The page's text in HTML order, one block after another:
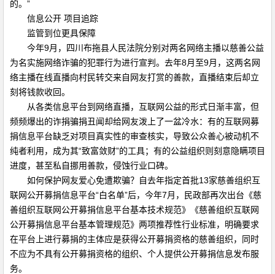
的。”
信息公开 项目追踪
监管到位更具保障
今年9月，四川布拖县人民法院分别对两名网络主播以慈善公益
为名实施网络诈骗的犯罪行为进行宣判。去年8月至9月，这两名网
络主播在线直播向村民转交来自网友打赏的善款，直播结束后却立
刻将钱款收回。
从各类信息平台到网络直播，互联网公益的形式日渐丰富，但
频频爆出的诈捐骗捐丑闻却给网友泼上了一盆冷水：有的互联网募
捐信息平台缺乏对项目真实性的审查核实，导致公众善心被动机不
纯者利用，成为其“致富敛财”的工具；有的公益组织则刻意隐瞒项目
进度，甚至私自挪用善款，侵蚀行业口碑。
如何保护网友爱心免遭欺骗？自去年指定首批13家慈善组织互
联网公开募捐信息平台“白名单”后，今年7月，民政部再次出台《慈
善组织互联网公开募捐信息平台基本技术规范》《慈善组织互联网
公开募捐信息平台基本管理规范》两项推荐性行业标准，明确要求
在平台上进行募捐的主体应是获得公开募捐资格的慈善组织，同时
不应为不具有公开募捐资格的组织、个人提供公开募捐信息发布服
务。